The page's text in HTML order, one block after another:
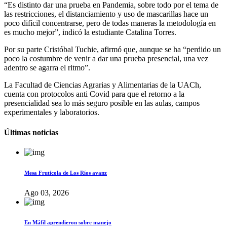
“Es distinto dar una prueba en Pandemia, sobre todo por el tema de
las restricciones, el distanciamiento y uso de mascarillas hace un
poco difícil concentrarse, pero de todas maneras la metodología en
es mucho mejor”, indicó la estudiante Catalina Torres.
Por su parte Cristóbal Tuchie, afirmó que, aunque se ha “perdido un
poco la costumbre de venir a dar una prueba presencial, una vez
adentro se agarra el ritmo”.
La Facultad de Ciencias Agrarias y Alimentarias de la UACh,
cuenta con protocolos anti Covid para que el retorno a la
presencialidad sea lo más seguro posible en las aulas, campos
experimentales y laboratorios.
Últimas noticias
Mesa Frutícola de Los Ríos avanz
Ago 03, 2026
En Máfil aprendieron sobre manejo